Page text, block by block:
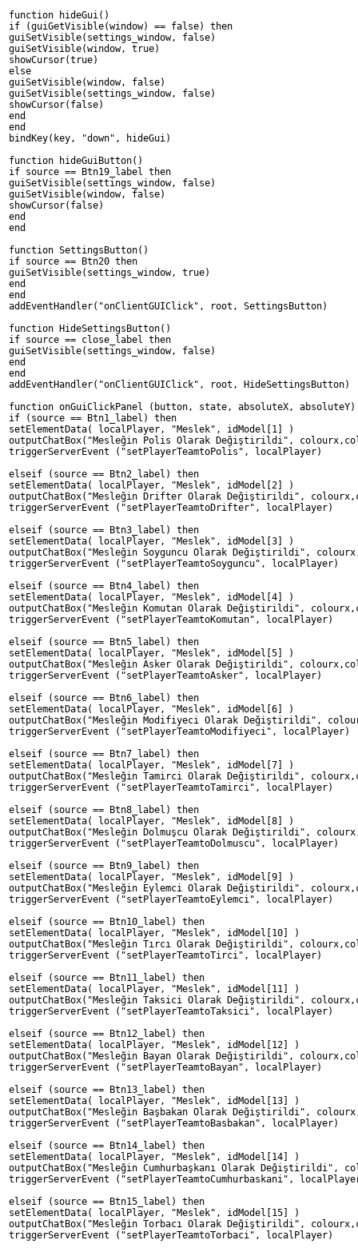
function hideGui()
if (guiGetVisible(window) == false) then
guiSetVisible(settings_window, false)
guiSetVisible(window, true)
showCursor(true)
else
guiSetVisible(window, false)
guiSetVisible(settings_window, false)
showCursor(false)
end
end
bindKey(key, "down", hideGui)
function hideGuiButton()
if source == Btn19_label then
guiSetVisible(settings_window, false)
guiSetVisible(window, false)
showCursor(false)
end
end
function SettingsButton()
if source == Btn20 then
guiSetVisible(settings_window, true)
end
end
addEventHandler("onClientGUIClick", root, SettingsButton)
function HideSettingsButton()
if source == close_label then
guiSetVisible(settings_window, false)
end
end
addEventHandler("onClientGUIClick", root, HideSettingsButton)
function onGuiClickPanel (button, state, absoluteX, absoluteY)
if (source == Btn1_label) then
setElementData( localPlayer, "Meslek", idModel[1] )
outputChatBox("Mesleğin Polis Olarak Değiştirildi",
triggerServerEvent ("setPlayerTeamtoPolis", localPlayer)
elseif (source == Btn2_label) then
setElementData( localPlayer, "Meslek", idModel[2] )
outputChatBox("Mesleğin Drifter Olarak Değiştirildi",
triggerServerEvent ("setPlayerTeamtoDrifter", localPlayer)
elseif (source == Btn3_label) then
setElementData( localPlayer, "Meslek", idModel[3] )
outputChatBox("Mesleğin Soyguncu Olarak Değiştirildi",
triggerServerEvent ("setPlayerTeamtoSoyguncu", localPlayer)
elseif (source == Btn4_label) then
setElementData( localPlayer, "Meslek", idModel[4] )
outputChatBox("Mesleğin Komutan Olarak Değiştirildi",
triggerServerEvent ("setPlayerTeamtoKomutan", localPlayer)
elseif (source == Btn5_label) then
setElementData( localPlayer, "Meslek", idModel[5] )
outputChatBox("Mesleğin Asker Olarak Değiştirildi",
triggerServerEvent ("setPlayerTeamtoAsker", localPlayer)
elseif (source == Btn6_label) then
setElementData( localPlayer, "Meslek", idModel[6] )
outputChatBox("Mesleğin Modifiyeci Olarak Değiştirildi",
triggerServerEvent ("setPlayerTeamtoModifiyeci", localPlayer)
elseif (source == Btn7_label) then
setElementData( localPlayer, "Meslek", idModel[7] )
outputChatBox("Mesleğin Tamirci Olarak Değiştirildi",
triggerServerEvent ("setPlayerTeamtoTamirci", localPlayer)
elseif (source == Btn8_label) then
setElementData( localPlayer, "Meslek", idModel[8] )
outputChatBox("Mesleğin Dolmuşcu Olarak Değiştirildi",
triggerServerEvent ("setPlayerTeamtoDolmuscu", localPlayer)
elseif (source == Btn9_label) then
setElementData( localPlayer, "Meslek", idModel[9] )
outputChatBox("Mesleğin Eylemci Olarak Değiştirildi",
triggerServerEvent ("setPlayerTeamtoEylemci", localPlayer)
elseif (source == Btn10_label) then
setElementData( localPlayer, "Meslek", idModel[10] )
outputChatBox("Mesleğin Tırcı Olarak Değiştirildi",
triggerServerEvent ("setPlayerTeamtoTirci", localPlayer)
elseif (source == Btn11_label) then
setElementData( localPlayer, "Meslek", idModel[11] )
outputChatBox("Mesleğin Taksici Olarak Değiştirildi",
triggerServerEvent ("setPlayerTeamtoTaksici", localPlayer)
elseif (source == Btn12_label) then
setElementData( localPlayer, "Meslek", idModel[12] )
outputChatBox("Mesleğin Bayan Olarak Değiştirildi",
triggerServerEvent ("setPlayerTeamtoBayan", localPlayer)
elseif (source == Btn13_label) then
setElementData( localPlayer, "Meslek", idModel[13] )
outputChatBox("Mesleğin Başbakan Olarak Değiştirildi",
triggerServerEvent ("setPlayerTeamtoBasbakan", localPlayer)
elseif (source == Btn14_label) then
setElementData( localPlayer, "Meslek", idModel[14] )
outputChatBox("Mesleğin Cumhurbaşkanı Olarak Değiştirildi",
triggerServerEvent ("setPlayerTeamtoCumhurbaskani",
elseif (source == Btn15_label) then
setElementData( localPlayer, "Meslek", idModel[15] )
outputChatBox("Mesleğin Torbacı Olarak Değiştirildi",
triggerServerEvent ("setPlayerTeamtoTorbaci", localPlayer)